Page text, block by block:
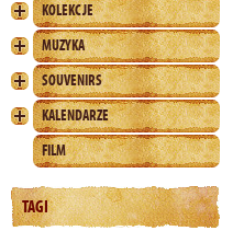
KOLEKCJE
MUZYKA
SOUVENIRS
KALENDARZE
FILM
TAGI